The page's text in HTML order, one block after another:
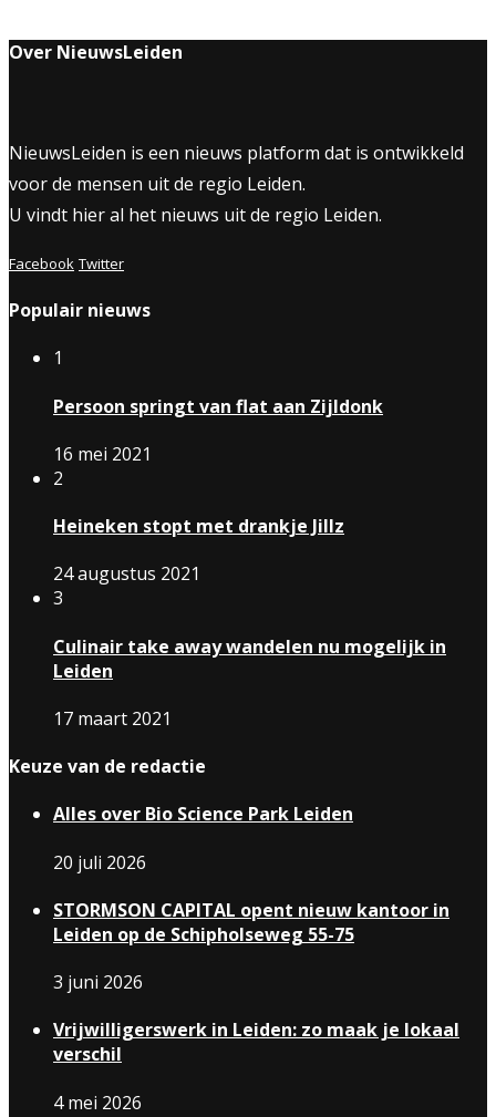
Over NieuwsLeiden
NieuwsLeiden is een nieuws platform dat is ontwikkeld
voor de mensen uit de regio Leiden.
U vindt hier al het nieuws uit de regio Leiden.
Facebook Twitter
Populair nieuws
1
Persoon springt van flat aan Zijldonk
16 mei 2021
2
Heineken stopt met drankje Jillz
24 augustus 2021
3
Culinair take away wandelen nu mogelijk in
Leiden
17 maart 2021
Keuze van de redactie
Alles over Bio Science Park Leiden
20 juli 2026
STORMSON CAPITAL opent nieuw kantoor in
Leiden op de Schipholseweg 55-75
3 juni 2026
Vrijwilligerswerk in Leiden: zo maak je lokaal
verschil
4 mei 2026